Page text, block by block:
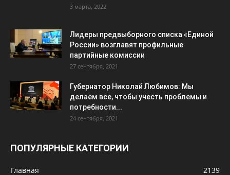
3 марта, 2022
Лидеры предвыборного списка «Единой
России» возглавят профильные
партийные комиссии
27 сентября, 2021
Губернатор Николай Любимов: Мы
делаем все, чтобы учесть проблемы и
потребности...
24 сентября, 2021
ПОПУЛЯРНЫЕ КАТЕГОРИИ
Главная 2139